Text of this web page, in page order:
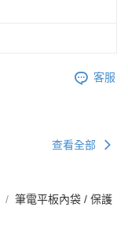
客服
查看全部
筆電平板內袋 / 保護